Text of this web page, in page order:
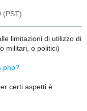
(PST)
limitazioni di utilizzo di
militari, o politici)
certi aspetti è